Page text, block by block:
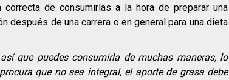
de consumirlas a la hora de preparar una
después de una carrera o en general para una dieta
que puedes consumirla de muchas maneras, lo
que no sea integral, el aporte de grasa debe